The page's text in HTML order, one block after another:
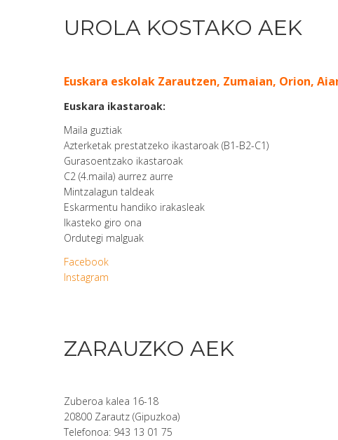
UROLA KOSTAKO AEK
Euskara eskolak Zarautzen, Zumaian, Orion,
Euskara ikastaroak:
Maila guztiak
Azterketak prestatzeko ikastaroak (B1-B2-C1)
Gurasoentzako ikastaroak
C2 (4.maila) aurrez aurre
Mintzalagun taldeak
Eskarmentu handiko irakasleak
Ikasteko giro ona
Ordutegi malguak
Facebook
Instagram
ZARAUZKO AEK
Zuberoa kalea 16-18
20800 Zarautz (Gipuzkoa)
Telefonoa: 943 13 01 75